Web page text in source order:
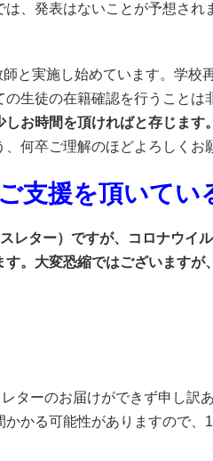
、発表はないことが予想され
と実施し始めています。学校
生徒の在籍確認を行うことは
お時間を頂ければと存じます。
何卒ご理解のほどよろしくお
支援を頂いてい
レター）ですが、コロナウイ
。 ⼤変恐縮ではございますが
ターのお届けができず申し訳あ
かる可能性がありますので